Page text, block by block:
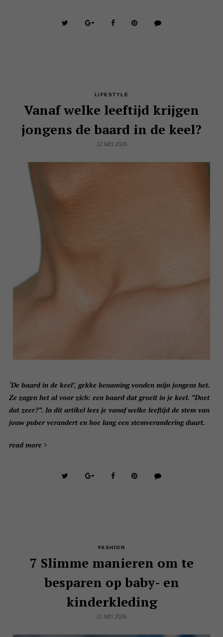
LIFESTYLE
Vanaf welke leeftijd krijgen
jongens de baard in de keel?
12 MEI 2026
‘De baard in de keel’, gekke benaming vonden mijn jongens het.
Ze zagen het al voor zich: een baard dat groeit in je keel. ”Doet
dat zeer?”. In dit artikel lees je vanaf welke leeftijd de stem van
jouw puber verandert en hoe lang een stemverandering duurt.
read more
FASHION
7 Slimme manieren om te
besparen op baby- en
kinderkleding
11 MEI 2026